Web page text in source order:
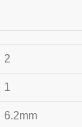
2
1
6.2mm